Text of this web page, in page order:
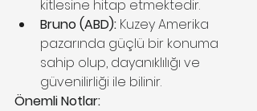
kitlesine hitap etmektedir.
Bruno (ABD): Kuzey Amerika
pazarında güçlü bir konuma
sahip olup, dayanıklılığı ve
güvenilirliği ile bilinir.
Önemli Notlar: